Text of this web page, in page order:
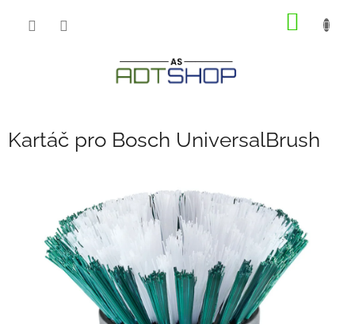
Kartáč pro Bosch UniversalBrush